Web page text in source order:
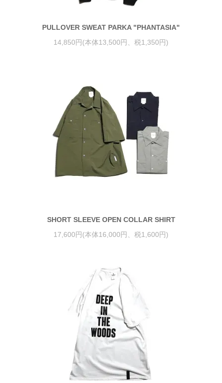
PULLOVER SWEAT PARKA "PHANTASIA"
14,850円(本体13,500円、税1,350円)
SHORT SLEEVE OPEN COLLAR SHIRT
17,600円(本体16,000円、税1,600円)